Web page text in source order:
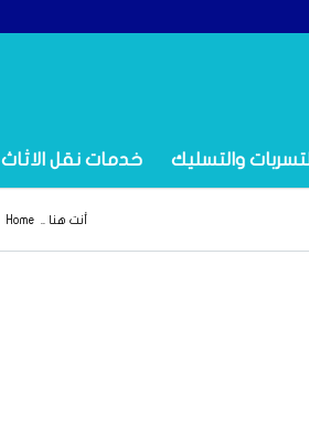
والتسليك خدمات نقل الاثاث
أنت هنا .. Home